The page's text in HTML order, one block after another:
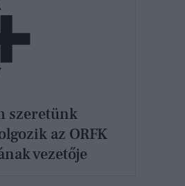
szeretünk
az ORFK
vezetője